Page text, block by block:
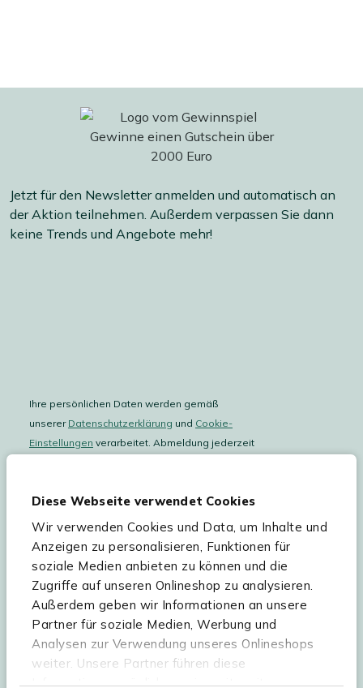
Diese Webseite verwendet Cookies
Wir verwenden Cookies und Data, um Inhalte und
Anzeigen zu personalisieren, Funktionen für
soziale Medien anbieten zu können und die
Zugriffe auf unseren Onlineshop zu analysieren.
Außerdem geben wir Informationen an unsere
Partner für soziale Medien, Werbung und
Analysen zur Verwendung unseres Onlineshops
weiter. Unsere Partner führen diese
Informationen möglicherweise mit weiteren
Jetzt für den Newsletter anmelden und automatisch an
der Aktion teilnehmen. Außerdem verpassen Sie dann
keine Trends und Angebote mehr!
Ihre persönlichen Daten werden gemäß
unserer Datenschutzerklärung und Cookie-
Einstellungen verarbeitet. Abmeldung jederzeit
Hilfe & Service
Sortiment
Kees Smit Gartenmöbel
Experience Stores XXL